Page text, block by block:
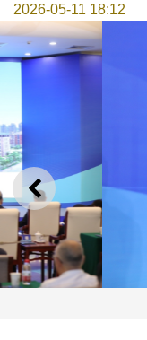
2026-05-11 18:12
上一則